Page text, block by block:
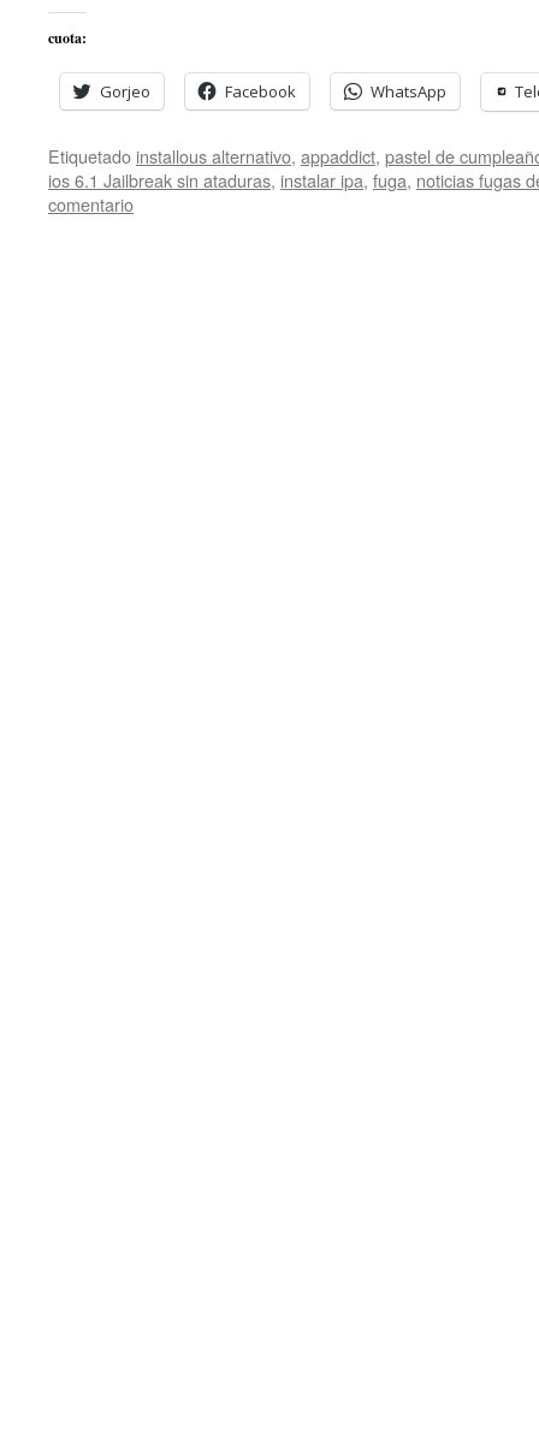
cuota:
Gorjeo Facebook WhatsApp
Etiquetado installous alternativo, appaddict, pastel de
ios 6.1 Jailbreak sin ataduras, instalar ipa, fuga, noticias fugas
comentario